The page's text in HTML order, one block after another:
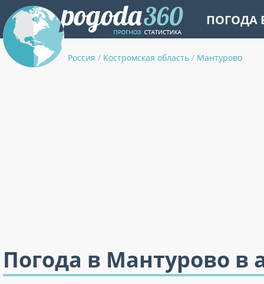
ПОГОДА
Россия / Костромская область / Мантурово
Погода в Мантурово в